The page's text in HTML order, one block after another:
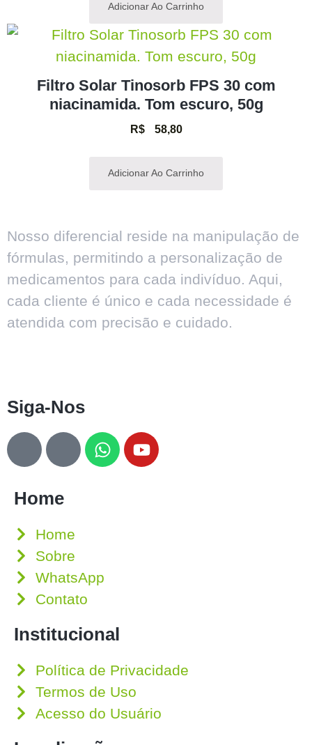
Adicionar Ao Carrinho
Filtro Solar Tinosorb FPS 30 com
niacinamida. Tom escuro, 50g
R$58,80
Adicionar Ao Carrinho
Nosso diferencial reside na manipulação de
fórmulas, permitindo a personalização de
medicamentos para cada indivíduo. Aqui,
cada cliente é único e cada necessidade é
atendida com precisão e cuidado.
Siga-Nos
Home
Home
Sobre
WhatsApp
Contato
Institucional
Política de Privacidade
Termos de Uso
Acesso do Usuário